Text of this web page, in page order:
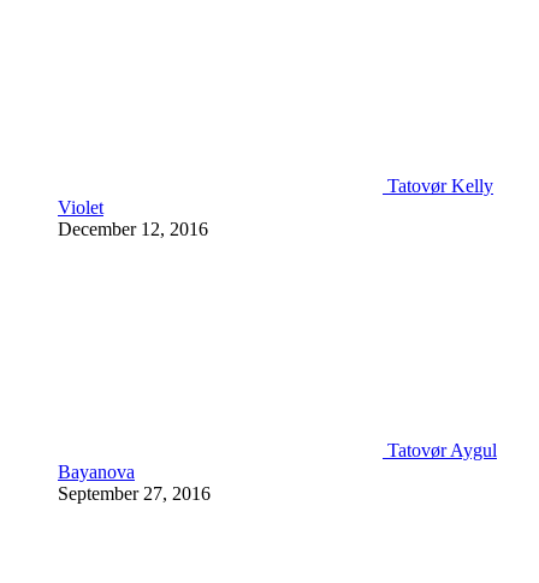
Tatovør Kelly
Violet
December 12, 2016
Tatovør Aygul
Bayanova
September 27, 2016